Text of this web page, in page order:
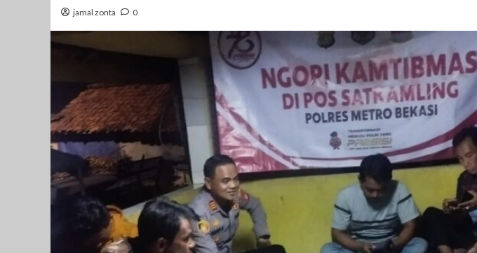
jamal zonta 0